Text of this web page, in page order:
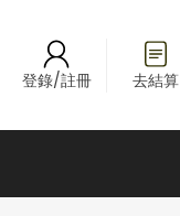
登錄/註冊 去結算